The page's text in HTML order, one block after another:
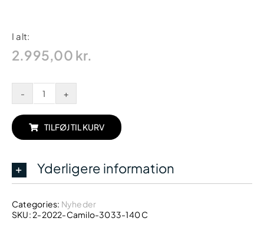
I alt:
2.995,00 kr.
Camilo
-
Extreme
antal
TILFØJ TIL KURV
Yderligere information
Categories: Nyheder
SKU: 2-2022-Camilo-3033-140 C